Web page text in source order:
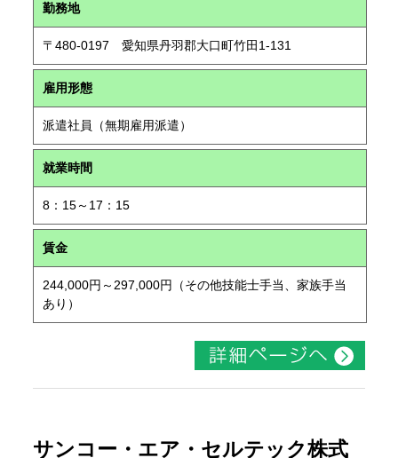
勤務地
〒480-0197 愛知県丹羽郡大口町竹田1-131
雇用形態
派遣社員（無期雇用派遣）
就業時間
8：15～17：15
賃金
244,000円～297,000円（その他技能士手当、家族手当
あり）
サンコー・エア・セルテック株式